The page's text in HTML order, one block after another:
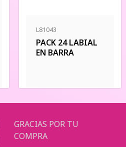
L81043
PACK 24 LABIAL
EN BARRA
GRACIAS POR TU
COMPRA